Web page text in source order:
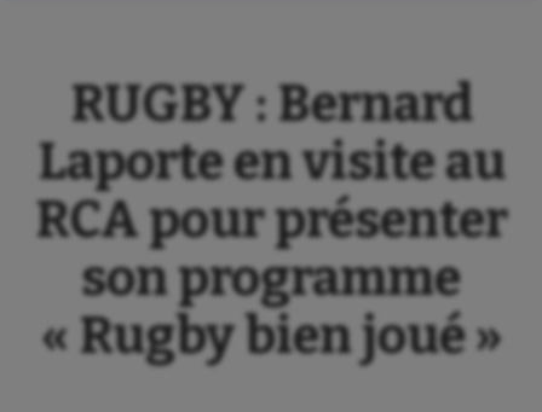
RUGBY : Bernard
Laporte en visite au
RCA pour présenter
son programme
« Rugby bien joué »